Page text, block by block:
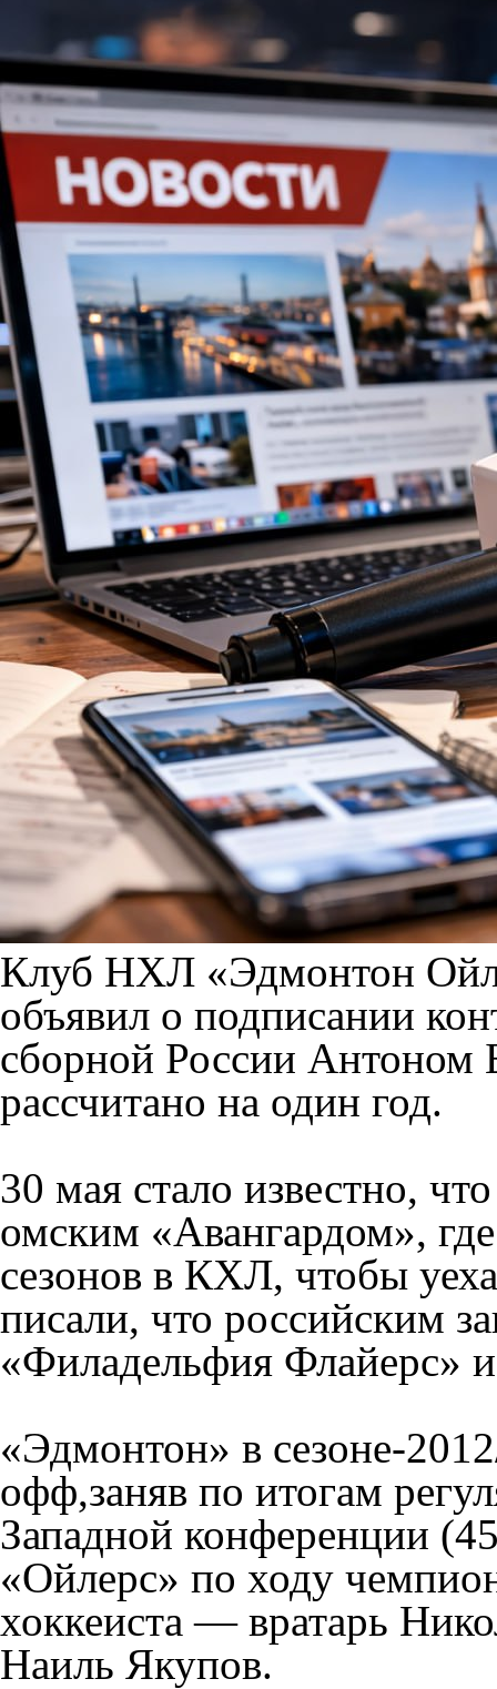
Клуб НХЛ «Эдмонтон
объявил о подписании
сборной России Антоном
рассчитано на один год.
30 мая стало известно,
омским «Авангардом»,
сезонов в КХЛ, чтобы
писали, что российским
«Филадельфия Флайерс»
«Эдмонтон» в сезоне-
офф,заняв по итогам
Западной конференции
«Ойлерс» по ходу
хоккеиста — вратарь
Наиль Якупов.